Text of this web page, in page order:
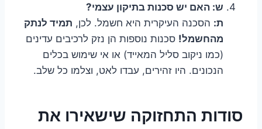
ש: האם יש סכנות בתיקון עצמי?
ת: הסכנה העיקרית היא חשמל. לכן, תמיד לנתק
מהחשמל! סכנות נוספות הן נזק לרכיבים עדינים
(כמו ניקוב סליל המאייד) או אי שימוש בכלים
הנכונים. היו זהירים, עבדו לאט, וצלמו כל שלב.
סודות התחזוקה שישאירו את